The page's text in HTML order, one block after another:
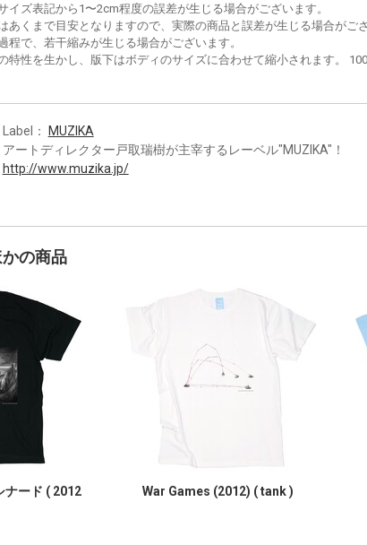
イズ表記から1〜2cm程度の誤差が生じる場合がございます。
あくまで目安となりますので、実際の商品と誤差が生じる場合がござ
程で、若干縮みが生じる場合がございます。
特性を生かし、版下はボディのサイズに合わせて縮小されます。
Label：
MUZIKA
アートディレクター戸取瑞樹が主宰するレーベル"MUZIKA"！
http://www.muzika.jp/
の商品
ード ( 2012
War Games (2012) ( tank )